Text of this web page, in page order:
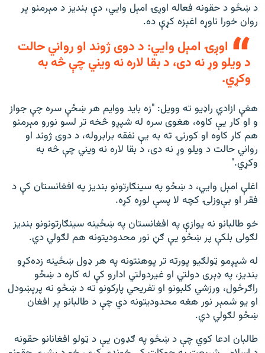
د ښځو د حقونه فعاله اوږۍ امېل وايي، دې بندیز د مېرمنو پر
روان خورا ناوړه اغېزه کړې ده.
اوږۍ امېل وايي: د دوی ژوند او رواني حالت
د ویلو وړ نه دی، د بقا لاره نه ویني چې څه به
وکړي.
هغې ازادي راډیو ته وویل: "زه باید ووایم هر ښځې سره چې جواز
و او کار یې کاوه، هغوی سره له شپږو څخه تر لسو نورو مېرمنو
هم کار کاوه او کورنۍ ته به یې نفقه برابروله، د دوی ژوند او
رواني حالت د ویلو وړ نه دی، د بقا لاره نه ویني چې څه به
وکړي."
اغلې امېل وايي، د ښځو په سینګارتونو بندیز په افغانستان کې د
فقر او بې‌وزلۍ کچه لا پسې لوړه کړه.
خو طالبانو نه یوازې په افغانستان په ښځینه سینګارتونونو بندیز
لګولی بلکې پر ښځو یې ګڼ نور محدودیتونه هم لګولي دي.
له شپږمو ټولګیو پورته تر پوهنتونه په هر ډول ښځینه زده‌کړو
بندیز، په ډېری دولتي او غیردولتي ادارو کې له کاره د ښځو
راګرځول، ورزشي کلبونو او تفریحي پارکونو ته د ښځو نه پرېښودل
او یو شمېر نور هغه محدودیتونه دي چې د طالبانو پر افغان
ښځو لګولي دي.
طالبان ادعا کوي چې د ښځو په ګډون یې د ټولو افغانانو حقونه